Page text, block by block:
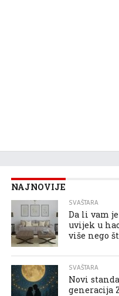
NAJNOVIJE
SVAŠTARA
Da li vam
uvijek u
više nego
SVAŠTARA
Novi
generacija